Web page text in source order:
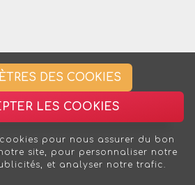
DES COOKIES
LES COOKIES
pour nous assurer du bon
site, pour personnaliser notre
et analyser notre trafic.